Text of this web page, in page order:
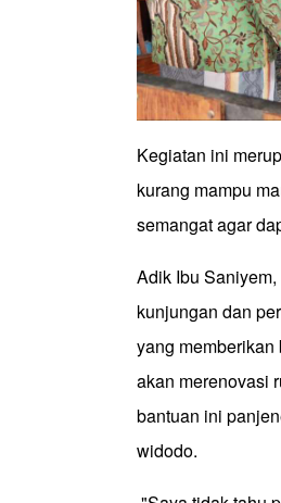
Kegiatan ini
kurang mampu
semangat agar
Adik Ibu
kunjungan dan
yang
akan merenovasi
bantuan ini
widodo.